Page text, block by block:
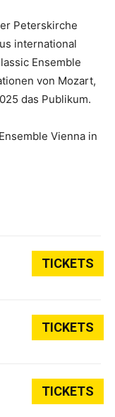
Peterskirche
international
Ensemble
von Mozart,
das Publikum.
Vienna in
TICKETS
TICKETS
TICKETS